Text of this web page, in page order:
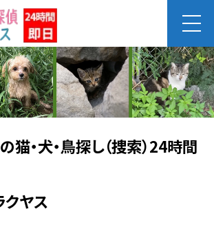
猫・犬・鳥探し（捜索）24時間
クヤス